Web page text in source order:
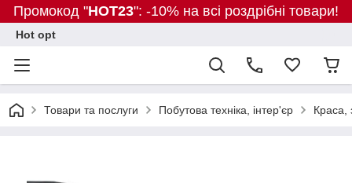
Промокод "HOT23": -10% на всі роздрібні товари!
Hot opt
Товари та послуги Побутова техніка, інтер'єр Краса,